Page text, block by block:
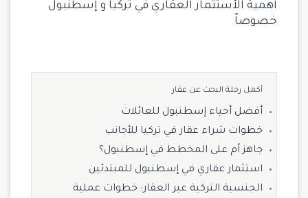
أهمية الأستثمار العقاري في تركيا و إسطنبول
خصوصاً
أكمل رحلة البحث عن عقار
أفضل أحياء إسطنبول للعائلات
خطوات شراء عقار في تركيا للأجانب
جاهز أم على المخطط في إسطنبول؟
استثمار عقاري في إسطنبول للمبتدئين
الجنسية التركية عبر العقار: خطوات عملية